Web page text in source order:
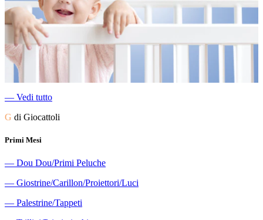
― Vedi tutto
G di Giocattoli
Primi Mesi
― Dou Dou/Primi Peluche
― Giostrine/Carillon/Proiettori/Luci
― Palestrine/Tappeti